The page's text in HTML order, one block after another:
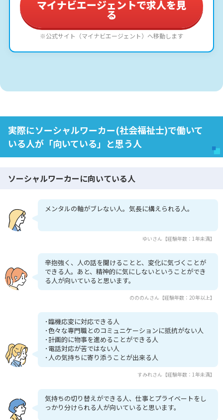
マイナビエージェントで求人を見
る
※公式サイト（マイナビエージェント）へ移動します
実際にソーシャルワーカー(社会福祉士)で働いて
いる人が「向いている」と思う人
ソーシャルワーカーに向いている人
メンタルの軸がブレない人。気長に構えられる人。
ゆいさん【経験年数：1年未満】
辛抱強く、人の話を聞けることと、変化に気づくことが
できる人。あと、精神的に気にしないということができ
る人が向いていると思います。
のののんさん【経験年数：20年以上】
･臨機応変に対応できる人
･色々な専門職とのコミュニケーションに抵抗がない人
･計画的に物事を進めることができる人
･電話対応が苦ではない人
･人の気持ちに寄り添うことが出来る人
すみれさん【経験年数：1年未満】
気持ちの切り替えができる人、仕事とプライベートをし
っかり分けられる人が向いていると思います。